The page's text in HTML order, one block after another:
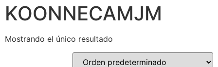
KOONNECAMJM
Mostrando el único resultado